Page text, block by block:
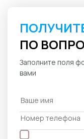
ПО
Заполните поля
вами